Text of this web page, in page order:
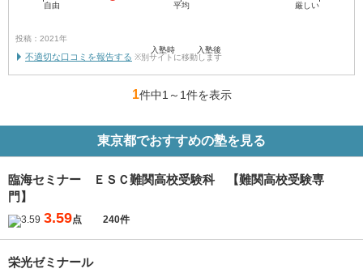
入塾時 入塾後
自由 平均 厳しい
投稿：2021年
不適切な口コミを報告する ※別サイトに移動します
1件中1 ～ 1件を表示
東京都でおすすめの塾を見る
臨海セミナー ＥＳＣ難関高校受験科 【難関高校受験専
門】
3.59点 240件
栄光ゼミナール